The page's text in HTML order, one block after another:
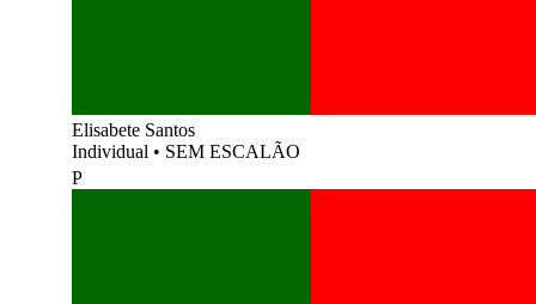
Elisabete Santos
Individual • SEM ESCALÃO
P